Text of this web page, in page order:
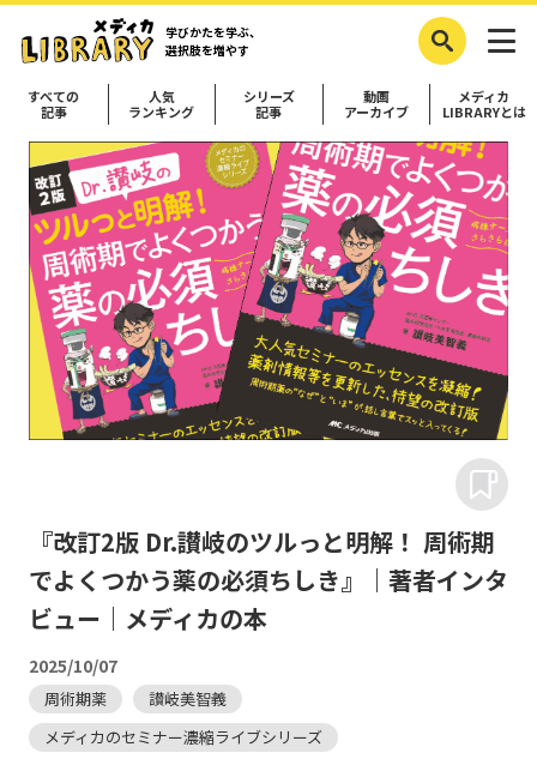
学びかたを学ぶ、
選択肢を増やす
すべての
記事
人気
ランキング
シリーズ
記事
動画
アーカイブ
メディカ
LIBRARYとは
『改訂2版 Dr.讃岐のツルっと明解！ 周術期
でよくつかう薬の必須ちしき』｜著者インタ
ビュー｜メディカの本
2025/10/07
周術期薬
讃岐美智義
メディカのセミナー濃縮ライブシリーズ